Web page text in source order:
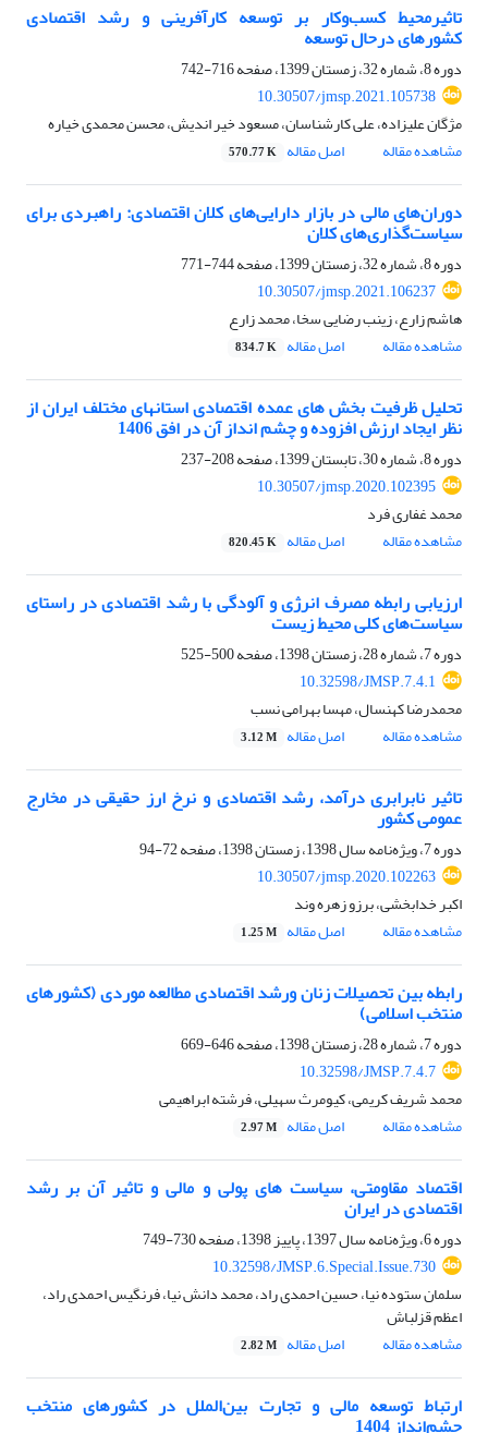
تاثیرمحیط کسب‌وکار بر توسعه کارآفرینی و رشد اقتصادی
کشورهای درحال توسعه
دوره 8، شماره 32، زمستان 1399، صفحه
716-742
10.30507/jmsp.2021.105738
مژگان علیزاده، علی کارشناسان، مسعود خیر اندیش، محسن محمدی خیاره
مشاهده مقاله
اصل مقاله 570.77 K
دوران‌های مالی ‌در بازار دارایی‌های کلان اقتصادی: راهبردی برای
سیاستگذاریهای کلان
دوره 8، شماره 32، زمستان 1399، صفحه
744-771
10.30507/jmsp.2021.106237
هاشم زارع، زینب رضایی سخا، محمد زارع
مشاهده مقاله
اصل مقاله 834.7 K
تحلیل ظرفیت بخش های عمده اقتصادی استانهای مختلف ایران از
نظر ایجاد ارزش افزوده و چشم انداز آن در افق 1406
دوره 8، شماره 30، تابستان 1399، صفحه
208-237
10.30507/jmsp.2020.102395
محمد غفاری فرد
مشاهده مقاله
اصل مقاله 820.45 K
ارزیابی رابطه مصرف انرژی و آلودگی با رشد اقتصادی در راستای
سیاست‌های کلی محیط زیست
دوره 7، شماره 28، زمستان 1398، صفحه
500-525
10.32598/JMSP.7.4.1
محمدرضا کهنسال، مهسا بهرامی نسب
مشاهده مقاله
اصل مقاله 3.12 M
تاثیر نابرابری درآمد، رشد اقتصادی و نرخ ارز حقیقی در مخارج
عمومی کشور
دوره 7، ویژه‌نامه سال 1398، زمستان 1398، صفحه
72-94
10.30507/jmsp.2020.102263
اکبر خدابخشی، برزو زهره وند
مشاهده مقاله
اصل مقاله 1.25 M
رابطه بین تحصیلات زنان ورشد اقتصادی مطالعه موردی (کشورهای
منتخب اسلامی)
دوره 7، شماره 28، زمستان 1398، صفحه
646-669
10.32598/JMSP.7.4.7
محمد شریف کریمی، کیومرث سهیلی، فرشته ابراهیمی
مشاهده مقاله
اصل مقاله 2.97 M
اقتصاد مقاومتی، سیاست های پولی و مالی و تاثیر آن بر رشد
اقتصادی در ایران
دوره 6، ویژه‌نامه سال 1397، پاییز 1398، صفحه
730-749
10.32598/JMSP.6.Special.Issue.730
سلمان ستوده نیا، حسین احمدی راد، محمد دانش نیا، فرنگیس احمدی راد،
اعظم قزلباش
مشاهده مقاله
اصل مقاله 2.82 M
ارتباط توسعه مالی و تجارت بین‌الملل در کشورهای منتخب